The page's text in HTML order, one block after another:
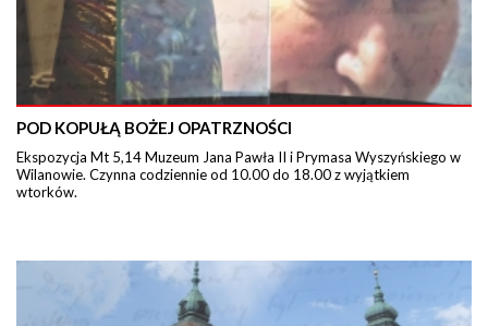
POD KOPUŁĄ BOŻEJ OPATRZNOŚCI
Ekspozycja Mt 5,14 Muzeum Jana Pawła II i Prymasa Wyszyńskiego w
Wilanowie. Czynna codziennie od 10.00 do 18.00 z wyjątkiem
wtorków.